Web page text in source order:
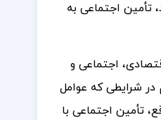
تأمین اجتماعی به
اجتماعی و
شرایطی که عوامل
تأمین اجتماعی با